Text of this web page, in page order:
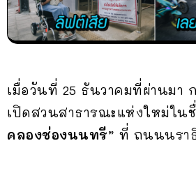
เมื่อวันที่ 25 ธันวาคมที่ผ่านมา
เปิดสวนสาธารณะแห่งใหม่ใน
คลองช่องนนทรี” ที่ ถนนนรา